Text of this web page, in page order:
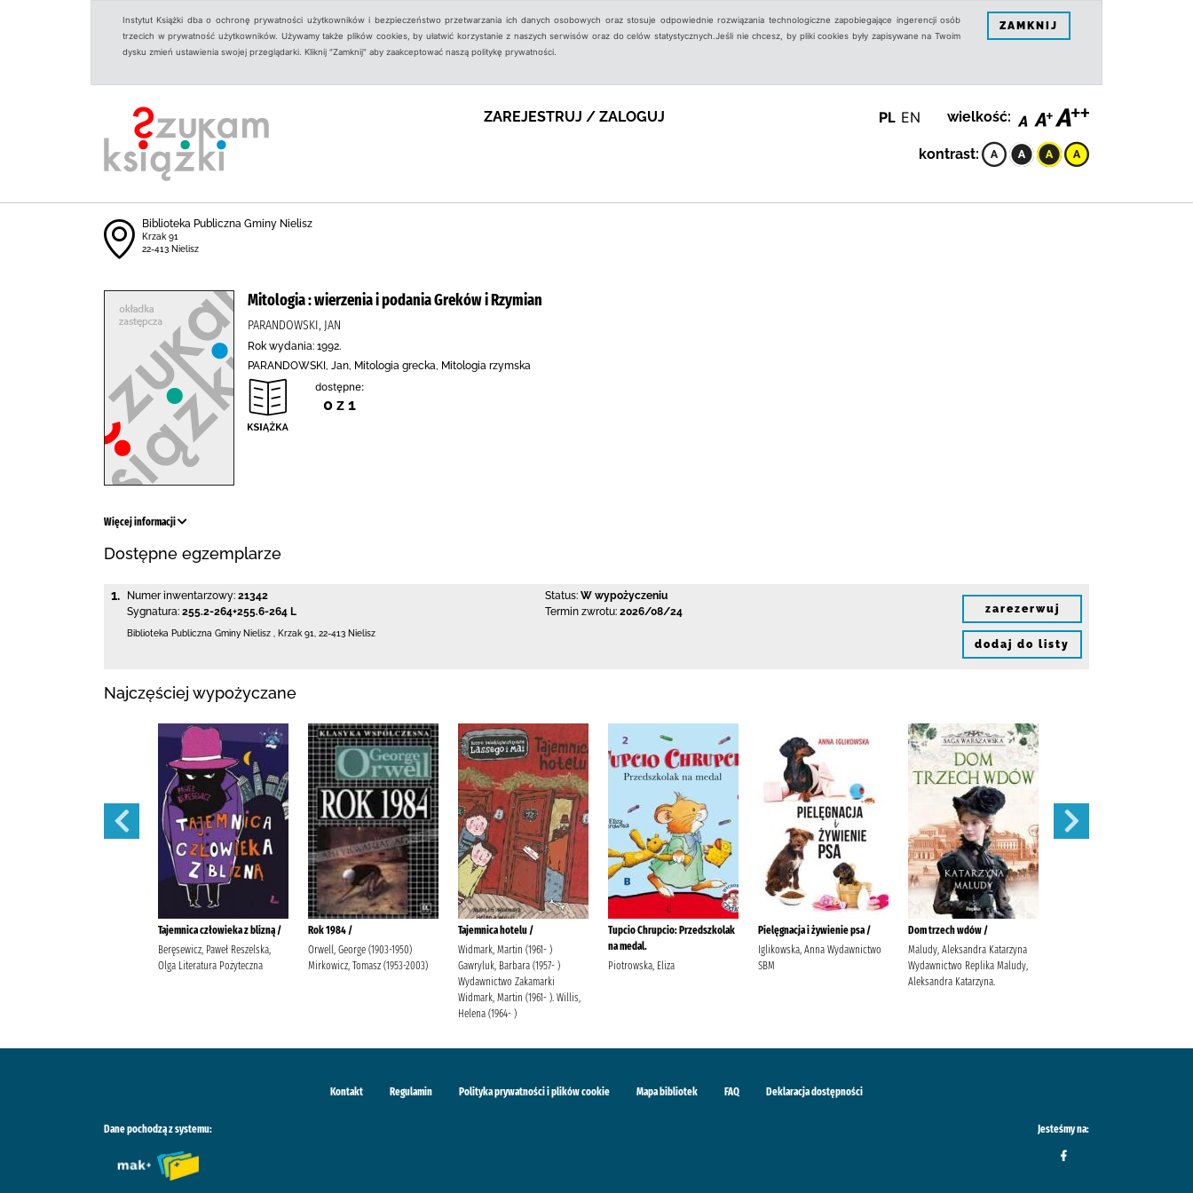
Instytut Książki dba o ochronę prywatności użytkowników i bezpieczeństwo przetwarzania ich danych osobowych oraz stosuje odpowiednie rozwiązania technologiczne zapobiegające ingerencji osób
trzecich w prywatność użytkowników. Używamy także plików cookies, by ułatwić korzystanie z naszych serwisów oraz do celów statystycznych.Jeśli nie chcesz, by pliki cookies były zapisywane na Twoim
dysku zmień ustawienia swojej przeglądarki. Kliknij "Zamknij" aby zaakceptować naszą politykę prywatności.
ZAMKNIJ
ZAREJESTRUJ / ZALOGUJ PL EN wielkość:
kontrast:
Biblioteka Publiczna Gminy Nielisz
Krzak 91
22-413 Nielisz
Mitologia : wierzenia i podania Greków i Rzymian
PARANDOWSKI, JAN
Rok wydania: 1992.
PARANDOWSKI, Jan, Mitologia grecka, Mitologia rzymska
dostępne:
0 z 1
Więcej informacji
Dostępne egzemplarze
1. Numer inwentarzowy: 21342
Sygnatura: 255.2-264+255.6-264 L
Status: W wypożyczeniu
Termin zwrotu: 2026/08/24
Biblioteka Publiczna Gminy Nielisz Krzak 91 22-413 Nielisz
zarezerwuj
dodaj do listy
Najczęściej wypożyczane
Tajemnica człowieka z blizną /
Beręsewicz, Paweł Reszelska,
Olga Literatura Pożyteczna
Rok 1984 /
Orwell, George (1903-1950)
Mirkowicz, Tomasz (1953-2003)
Tajemnica hotelu /
Widmark, Martin (1961- )
Gawryluk, Barbara (1957- )
Wydawnictwo Zakamarki
Widmark, Martin (1961- ). Willis,
Helena (1964- )
Tupcio Chrupcio: Przedszkolak
na medal.
Piotrowska, Eliza
Pielęgnacja i żywienie psa /
Iglikowska, Anna Wydawnictwo
SBM
Dom trzech wdów /
Maludy, Aleksandra Katarzyna
Wydawnictwo Replika Maludy,
Aleksandra Katarzyna.
Kontakt Regulamin Polityka prywatności i plików cookie Mapa bibliotek FAQ Deklaracja dostępności
Dane pochodzą z systemu: Jesteśmy na: